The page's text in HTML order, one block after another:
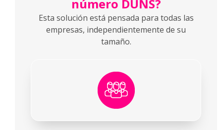
número DUNS?
Esta solución está pensada para todas las
empresas, independientemente de su
tamaño.